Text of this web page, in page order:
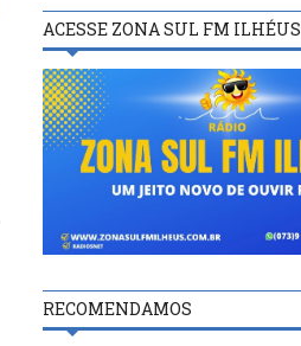
pública na região para
ACESSE ZONA SUL FM ILHÉUS
RECOMENDAMOS